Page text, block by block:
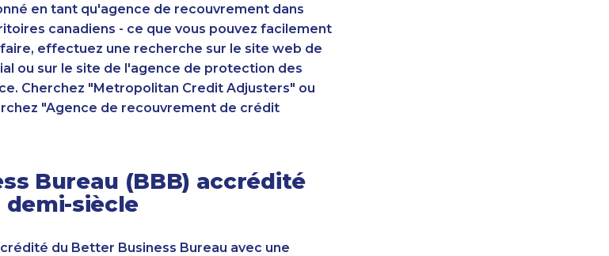
en tant qu'agence de recouvrement dans
canadiens - ce que vous pouvez facilement
effectuez une recherche sur le site web de
ou sur le site de l'agence de protection des
Cherchez "Metropolitan Credit Adjusters" ou
"Agence de recouvrement de crédit
Bureau (BBB) accrédité
demi-siècle
du Better Business Bureau avec une